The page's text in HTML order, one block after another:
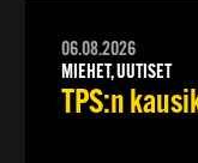
06.08.2026
MIEHET, UUTISET
TPS:n